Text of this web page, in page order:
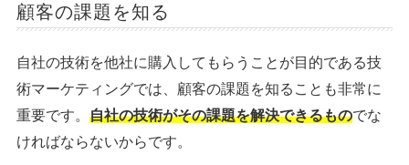
顧客の課題を知る
自社の技術を他社に購入してもらうことが目的である技
術マーケティングでは、顧客の課題を知ることも非常に
重要です。 自社の技術がその課題を解決できるものでな
ければならないからです。